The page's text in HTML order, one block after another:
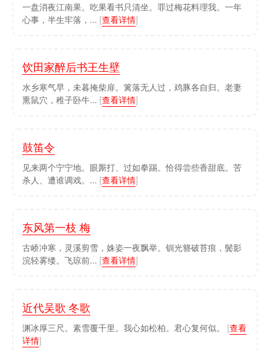
一盘消夜江南果。吃果看书只清坐。罪过梅花料理我。一年
心事，半生牢落，... [查看详情]
饮田家醉后书王生壁
水乡寒气早，未暮掩柴扉。篱落无人过，鸡豚各自归。老妻
熏鼠穴，稚子卧牛... [查看详情]
鼓笛令
见来两个宁宁地。眼厮打、过如拳踢。恰得尝些香甜底。苦
杀人、遭谁调戏。... [查看详情]
东风第一枝 梅
古峤冲寒，灵溪剪雪，姝姿一夜飘举。钏光簪破苔痕，鬓影
浣轻雾缕。飞琼前... [查看详情]
近代吴歌 冬歌
渊冰厚三尺。素雪覆千里。我心如松柏。君心复何似。 [查看
详情]